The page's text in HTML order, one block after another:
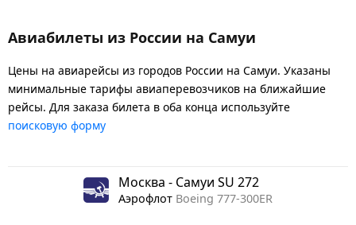
Авиабилеты из России на Самуи
Цены на авиарейсы из городов России на Самуи. Указаны
минимальные тарифы авиаперевозчиков на ближайшие
рейсы. Для заказа билета в оба конца используйте
поисковую форму
Москва - Самуи SU 272
Аэрофлот Boeing 777-300ER